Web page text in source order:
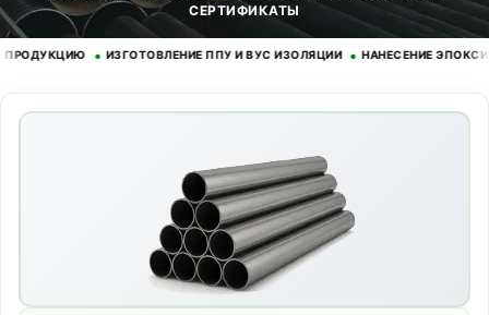
СЕРТИФИКАТЫ
• ИЗГОТОВЛЕНИЕ ППУ И ВУС ИЗОЛЯЦИИ • НАНЕСЕНИЕ